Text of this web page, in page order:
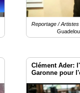
Reportage /
Clément Ader:
Garonne pour